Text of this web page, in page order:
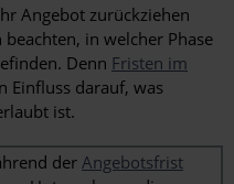
Angebot zurückziehen
in welcher Phase
Denn Fristen im
Einfluss darauf, was
ist.
der Angebotsfrist